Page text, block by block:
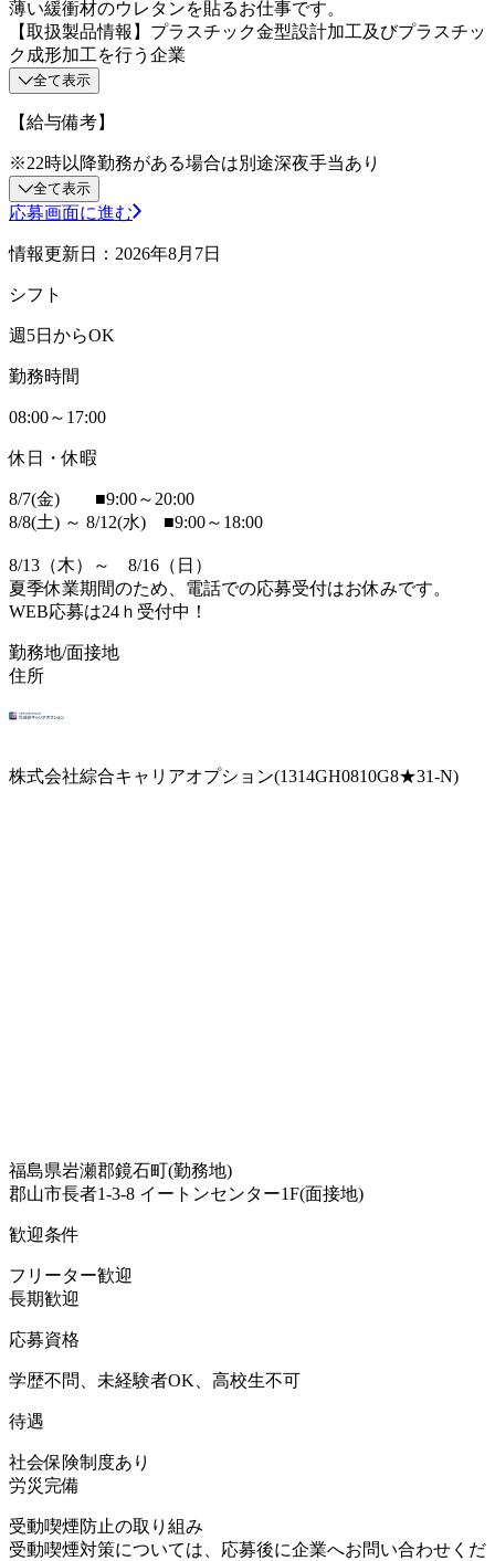
薄い緩衝材のウレタンを貼るお仕事です。
【取扱製品情報】プラスチック金型設計加工及びプラスチッ
ク成形加工を行う企業
全て表示
【給与備考】
※22時以降勤務がある場合は別途深夜手当あり
全て表示
応募画面に進む
情報更新日：2026年8月7日
シフト
週5日からOK
勤務時間
08:00～17:00
休日・休暇
8/7(金) ■9:00～20:00
8/8(土) ～ 8/12(水) ■9:00～18:00
8/13（木）～ 8/16（日）
夏季休業期間のため、電話での応募受付はお休みです。
WEB応募は24ｈ受付中！
勤務地/面接地
住所
株式会社綜合キャリアオプション(1314GH0810G8★31-N)
福島県岩瀬郡鏡石町(勤務地)
郡山市長者1-3-8 イートンセンター1F(面接地)
歓迎条件
フリーター歓迎
長期歓迎
応募資格
学歴不問、未経験者OK、高校生不可
待遇
社会保険制度あり
労災完備
受動喫煙防止の取り組み
受動喫煙対策については、応募後に企業へお問い合わせくだ